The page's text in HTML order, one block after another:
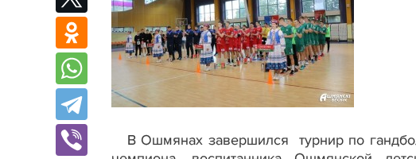
В Ошмянах завершился турнир по